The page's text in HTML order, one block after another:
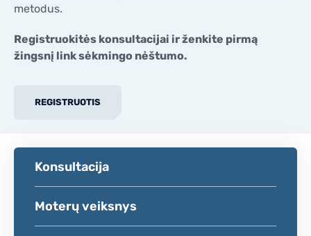
metodus.
Registruokitės konsultacijai ir ženkite pirmą
žingsnį link sėkmingo nėštumo.
REGISTRUOTIS
Konsultacija
Moterų veiksnys